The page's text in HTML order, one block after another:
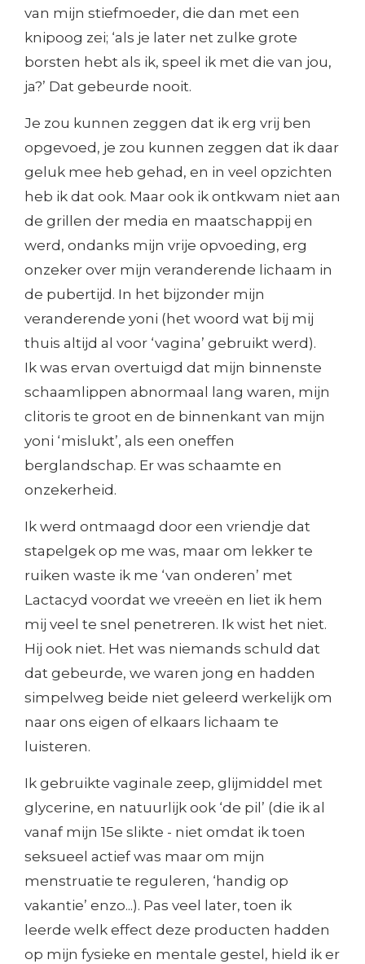
van mijn stiefmoeder, die dan met een
knipoog zei; ‘als je later net zulke grote
borsten hebt als ik, speel ik met die van jou,
ja?’ Dat gebeurde nooit.
Je zou kunnen zeggen dat ik erg vrij ben
opgevoed, je zou kunnen zeggen dat ik daar
geluk mee heb gehad, en in veel opzichten
heb ik dat ook. Maar ook ik ontkwam niet aan
de grillen der media en maatschappij en
werd, ondanks mijn vrije opvoeding, erg
onzeker over mijn veranderende lichaam in
de pubertijd. In het bijzonder mijn
veranderende yoni (het woord wat bij mij
thuis altijd al voor ‘vagina’ gebruikt werd).
Ik was ervan overtuigd dat mijn binnenste
schaamlippen abnormaal lang waren, mijn
clitoris te groot en de binnenkant van mijn
yoni ‘mislukt’, als een oneffen
berglandschap. Er was schaamte en
onzekerheid.
Ik werd ontmaagd door een vriendje dat
stapelgek op me was, maar om lekker te
ruiken waste ik me ‘van onderen’ met
Lactacyd voordat we vreeën en liet ik hem
mij veel te snel penetreren. Ik wist het niet.
Hij ook niet. Het was niemands schuld dat
dat gebeurde, we waren jong en hadden
simpelweg beide niet geleerd werkelijk om
naar ons eigen of elkaars lichaam te
luisteren.
Ik gebruikte vaginale zeep, glijmiddel met
glycerine, en natuurlijk ook ‘de pil’ (die ik al
vanaf mijn 15e slikte - niet omdat ik toen
seksueel actief was maar om mijn
menstruatie te reguleren, ‘handig op
vakantie’ enzo...). Pas veel later, toen ik
leerde welk effect deze producten hadden
op mijn fysieke en mentale gestel, hield ik er